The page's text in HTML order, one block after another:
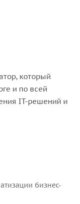
который
и по всей
IT-решений и
бизнес-